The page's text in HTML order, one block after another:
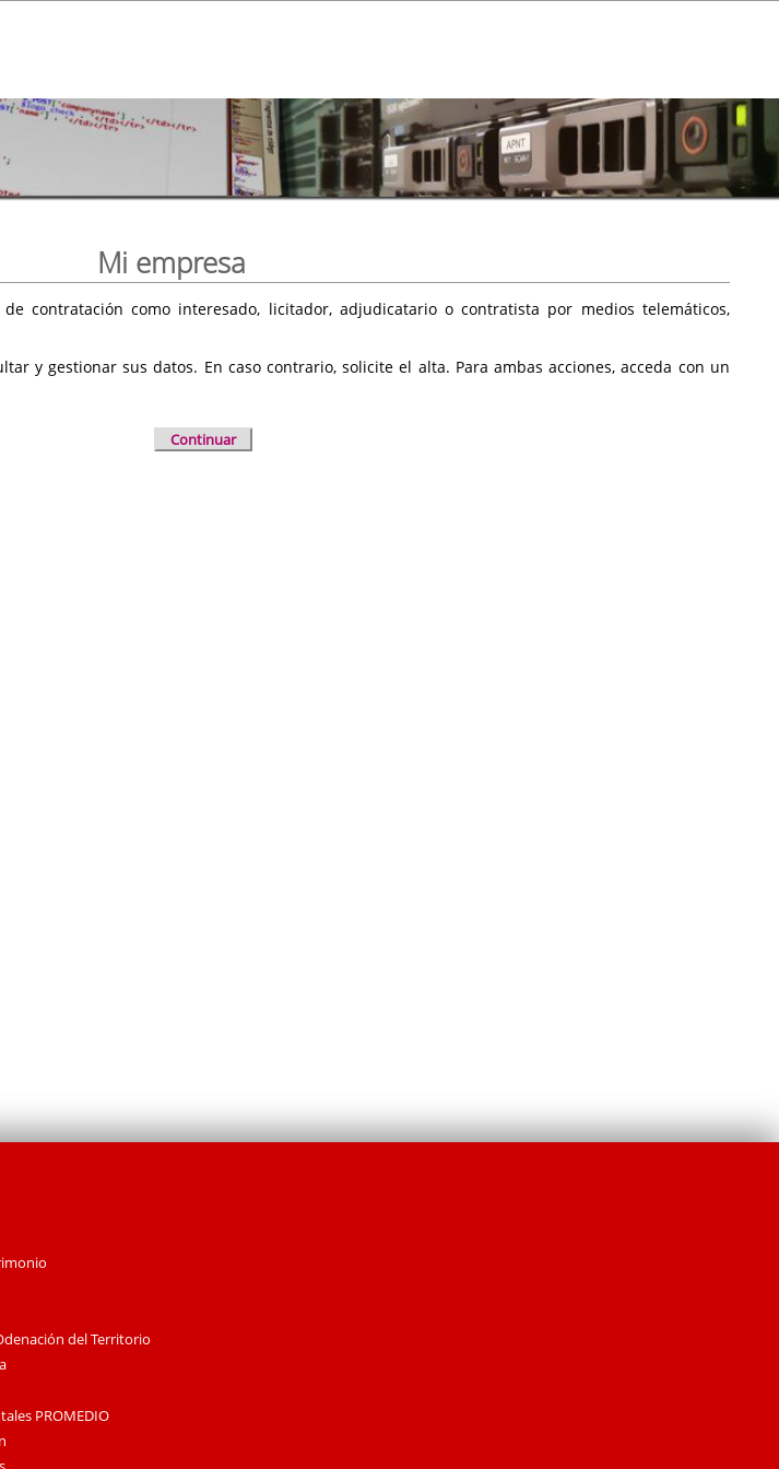
Mi empresa
contratación como interesado, licitador, adjudicatario o contratista por medios telemáticos,
y gestionar sus datos. En caso contrario, solicite el alta. Para ambas acciones, acceda con un
Continuar
del Territorio
PROMEDIO